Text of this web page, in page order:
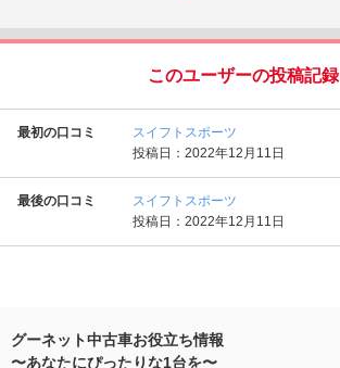
このユーザーの投稿記録
最初の口コミ
スイフトスポーツ
投稿日：2022年12月11日
最後の口コミ
スイフトスポーツ
投稿日：2022年12月11日
グーネット中古車お役立ち情報
〜あなたにぴったりな1台を〜